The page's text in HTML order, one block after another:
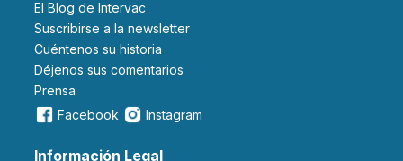
El Blog de Intervac
Suscribirse a la newsletter
Cuéntenos su historia
Déjenos sus comentarios
Prensa
Facebook
Instagram
Información Legal